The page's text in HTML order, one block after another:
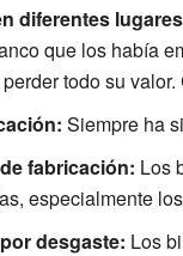
diferentes
que los había
todo su
Siempre ha
fabricación: Los
especialmente
desgaste: Los